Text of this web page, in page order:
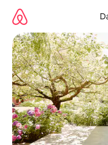
obsah.